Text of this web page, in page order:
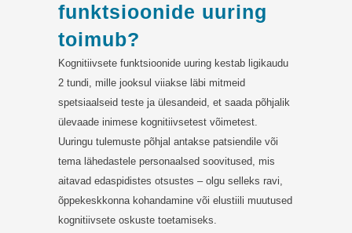
funktsioonide uuring
toimub?
Kognitiivsete funktsioonide uuring kestab ligikaudu
2 tundi, mille jooksul viiakse läbi mitmeid
spetsiaalseid teste ja ülesandeid, et saada põhjalik
ülevaade inimese kognitiivsetest võimetest.
Uuringu tulemuste põhjal antakse patsiendile või
tema lähedastele personaalsed soovitused, mis
aitavad edaspidistes otsustes – olgu selleks ravi,
õppekeskkonna kohandamine või elustiili muutused
kognitiivsete oskuste toetamiseks.